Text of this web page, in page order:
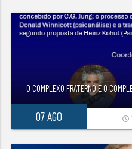
O COMPLEXO FRATERNO E O
07 AGO access_time